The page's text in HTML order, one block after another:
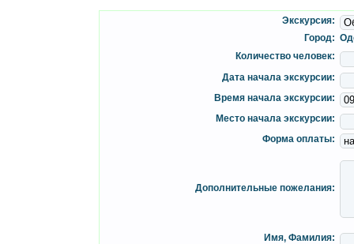
Экскурсия:
Город:
Количество человек:
Дата начала экскурсии:
Время начала экскурсии:
Место начала экскурсии:
Форма оплаты:
Дополнительные пожелания:
Имя, Фамилия: